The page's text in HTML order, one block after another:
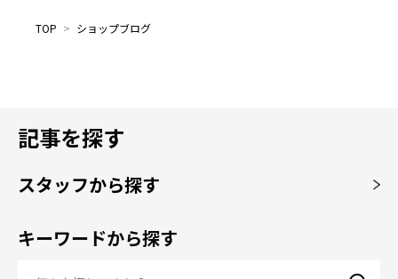
TOP > ショップブログ
記事を探す
スタッフから探す
キーワードから探す